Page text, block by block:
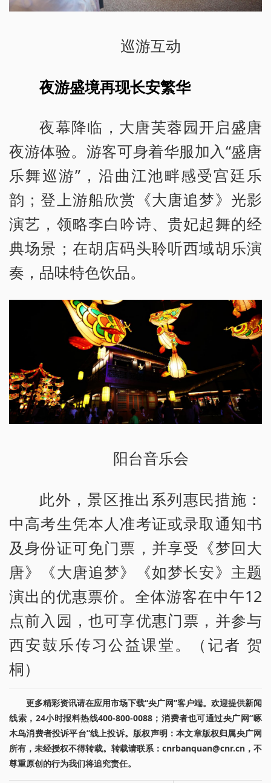
巡游互动
夜游盛境再现长安繁华
夜幕降临，大唐芙蓉园开启盛唐
夜游体验。游客可身着华服加入“盛唐
乐舞巡游”，沿曲江池畔感受宫廷乐
韵；登上游船欣赏《大唐追梦》光影
演艺，领略李白吟诗、贵妃起舞的经
典场景；在胡店码头聆听西域胡乐演
奏，品味特色饮品。
阳台音乐会
此外，景区推出系列惠民措施：
中高考生凭本人准考证或录取通知书
及身份证可免门票，并享受《梦回大
唐》《大唐追梦》《如梦长安》主题
演出的优惠票价。全体游客在中午12
点前入园，也可享优惠门票，并参与
西安鼓乐传习公益课堂。（记者 贺
桐）
更多精彩资讯请在应用市场下载“央广网”客户端。欢迎提供新闻
线索，24小时报料热线400-800-0088；消费者也可通过央广网“啄
木鸟消费者投诉平台”线上投诉。版权声明：本文章版权归属央广网
所有，未经授权不得转载。转载请联系：cnrbanquan@cnr.cn，不
尊重原创的行为我们将追究责任。